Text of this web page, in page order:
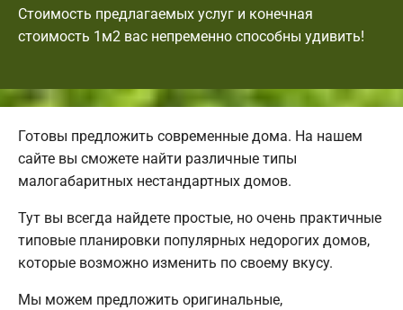
Стоимость предлагаемых услуг и конечная
стоимость 1м2 вас непременно способны удивить!
Готовы предложить современные дома. На нашем
сайте вы сможете найти различные типы
малогабаритных нестандартных домов.
Тут вы всегда найдете простые, но очень практичные
типовые планировки популярных недорогих домов,
которые возможно изменить по своему вкусу.
Мы можем предложить оригинальные,